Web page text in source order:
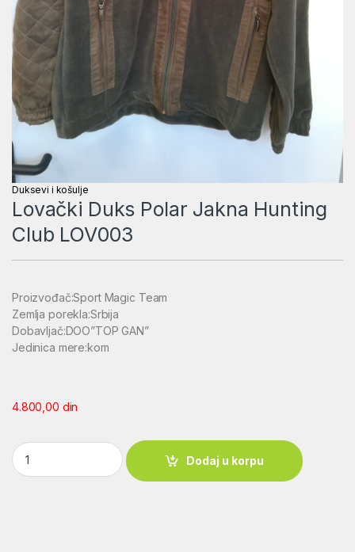
Duksevi i košulje
Lovački Duks Polar Jakna Hunting
Club LOV003
Proizvođač:Sport Magic Team
Zemlja porekla:Srbija
Dobavljač:DOO”TOP GAN”
Jedinica mere:kom
4.800,00 din
Lovački Duks Polar Jakna Hunting Club LOV003 quantity
Dodaj u korpu